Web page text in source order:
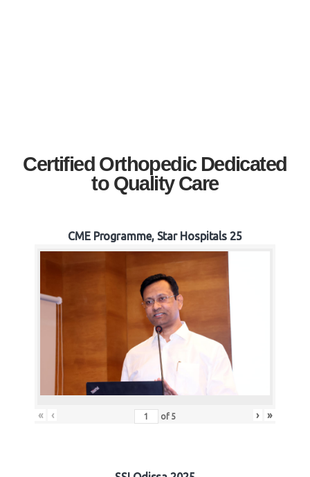
Certified Orthopedic Dedicated
to Quality Care
CME Programme, Star Hospitals 25
« ‹ of 5 › »